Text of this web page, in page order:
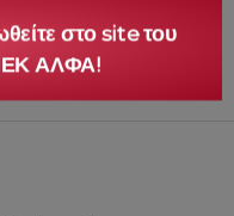
Τέχνη
στο site του
ΑΛΦΑ!